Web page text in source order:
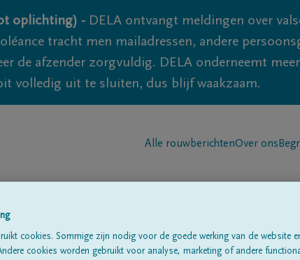
oplichting) - DELA ontvangt meldingen over
tracht men mailadressen, andere
de afzender zorgvuldig. DELA onderneemt
volledig uit te sluiten, dus blijf waakzaam.
Alle rouwberichtenOver ons
cookies. Sommige zijn nodig voor de goede werking van de website
cookies worden gebruikt voor analyse, marketing of andere